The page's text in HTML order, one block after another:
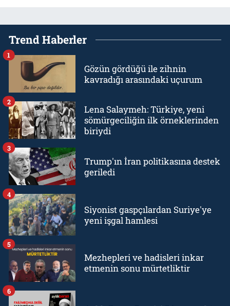
Trend Haberler
Gözün gördüğü ile zihnin
kavradığı arasındaki uçurum
1
Lena Salaymeh: Türkiye, yeni
sömürgeciliğin ilk örneklerinden
biriydi
2
Trump'ın İran politikasına destek
geriledi
3
Siyonist gaspçılardan Suriye'ye
yeni işgal hamlesi
4
Mezhepleri ve hadisleri inkar
etmenin sonu mürtetliktir
5
6